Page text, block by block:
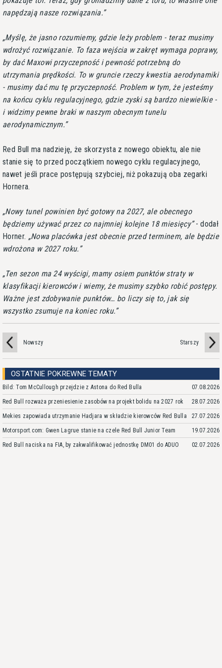
napędzają nasze rozwiązania.
Myślę, że jasno rozumiemy, gdzie leży problem - teraz musimy
wdrożyć rozwiązanie. To faza wejścia w zakręt wymaga poprawy,
by dać Maxowi przyczepność i pewność potrzebną do
utrzymania prędkości. To w gruncie rzeczy kwestia aerodynamiki
- musimy dać mu tę przyczepność. Problem w tym, że jesteśmy
na końcu cyklu regulacyjnego, gdzie zyski są bardzo niewielkie -
i widzimy pewne braki w naszym obecnym tunelu
aerodynamicznym.
Red Bull ma nadzieję, że skorzysta z nowego obiektu, ale nie
stanie się to przed początkiem nowego cyklu regulacyjnego,
nawet jeśli prace postępują szybciej, niż pokazują oba zegarki
Hornera.
Nowy tunel powinien być gotowy na 2027, ale obecnego
będziemy używać przez co najmniej kolejne 18 miesięcy - dodał
Horner. Nowa placówka jest obecnie przed terminem, ale będzie
wdrożona w 2027 roku.
Ten sezon ma 24 wyścigi, mamy osiem punktów straty w
klasyfikacji kierowców i wiemy, że musimy szybko robić postępy.
Ważne jest zdobywanie punktów… bo liczy się to, jak się
wszystko zsumuje na koniec roku.
Nowszy Starszy
OSTATNIE POKREWNE TEMATY
Bild: Tom McCullough przejdzie z Astona do Red Bulla 07.08.2026
Red Bull rozważa przeniesienie zasobów na projekt bolidu na 2027 rok 28.07.2026
Mekies zapowiada utrzymanie Hadjara w składzie kierowców Red Bulla 27.07.2026
Motorsport.com: Gwen Lagrue stanie na czele Red Bull Junior Team 19.07.2026
Red Bull naciska na FIA, by zakwalifikować jednostkę DM01 do ADUO 02.07.2026